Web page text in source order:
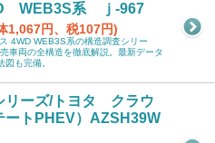
WEB3S系 ｊ-967
1,067円、税107円)
4WD WEB3S系の構造調査シリー
車両の全構造を徹底解説。最新データ
図も完備。
リーズ/トヨタ クラウ
ートPHEV）AZSH39W